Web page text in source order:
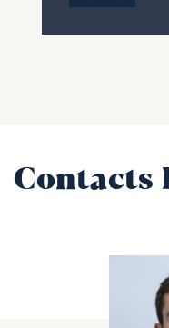
Contacts